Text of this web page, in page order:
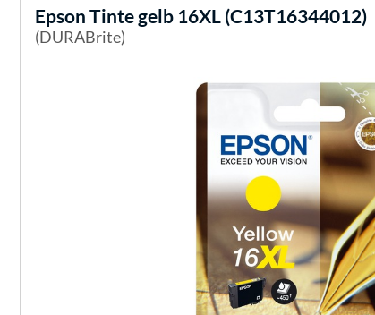
Epson Tinte gelb 16XL (C13T16344012)
(DURABrite)